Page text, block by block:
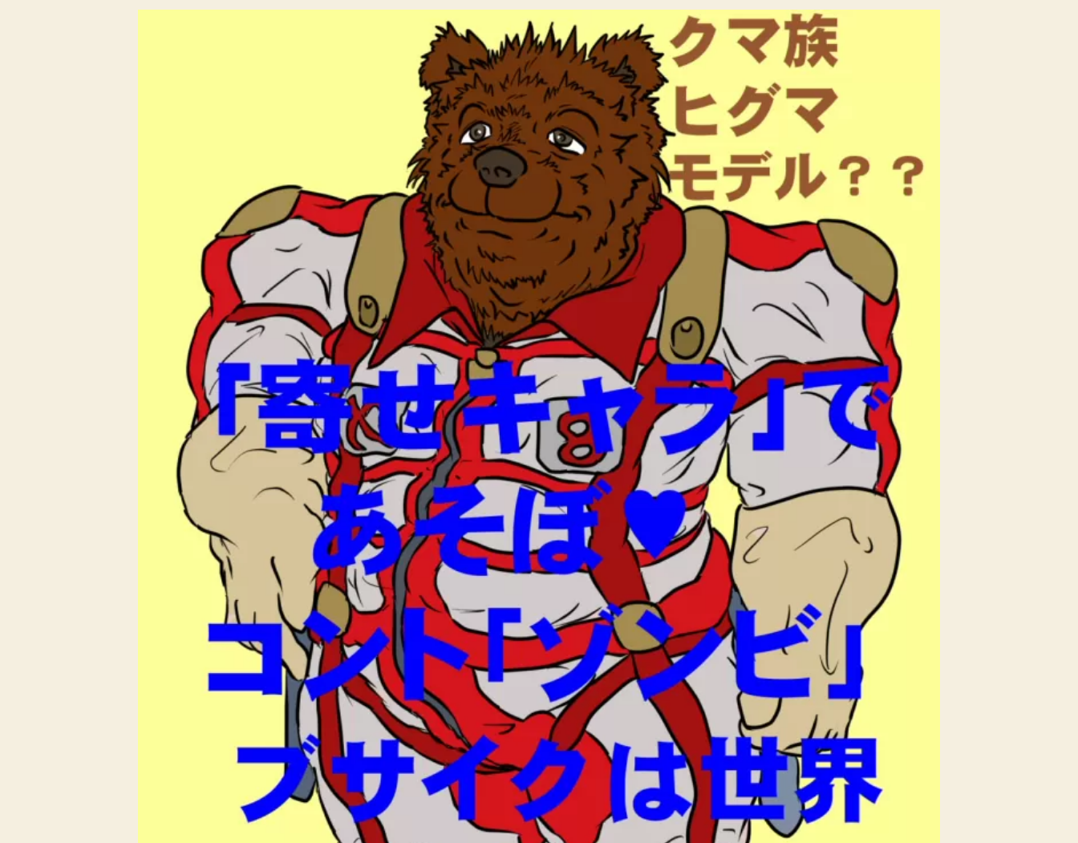
ャ
で
あ
そ
ぼ
♡
漫
才
師
イ
ン」
が
デ
ル
の
ク
マ
キ
ャ
ラ・
ッ
ツ
＆
ザ
ニ
ト！
お
題
「ゾ
ン
ビ」
「ブ
イ
ク」